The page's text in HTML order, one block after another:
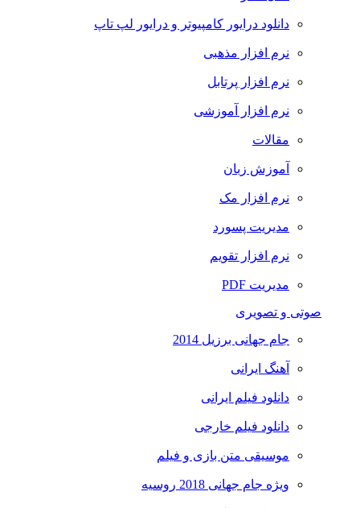
دانلود درایور کامپیوتر و درایور لپ تاپ
نرم افزار مذهبی
نرم افزار پرتابل
نرم افزار آموزشی
مقالات
آموزش زبان
نرم افزار مک
مدیریت پسورد
نرم افزار تقویم
مدیریت PDF
صوتی و تصویری
جام جهانی برزیل 2014
آهنگ ایرانی
دانلود فیلم ایرانی
دانلود فیلم خارجی
موسیقی متن بازی و فیلم
ویژه جام جهانی 2018 روسیه